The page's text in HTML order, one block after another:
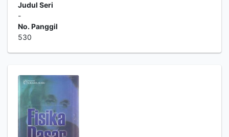
Judul Seri
-
No. Panggil
530